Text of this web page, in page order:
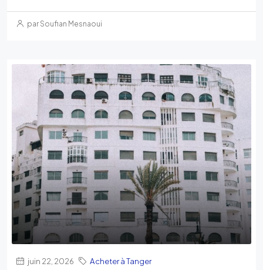
par Soufian Mesnaoui
juin 22, 2026 Acheter à Tanger